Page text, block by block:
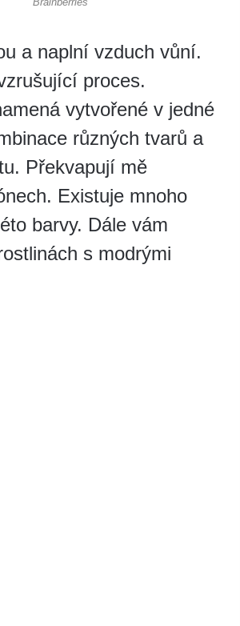
a naplní vzduch vůní.
proces.
vytvořené v jedné
různých tvarů a
Překvapují mě
Existuje mnoho
barvy. Dále vám
s modrými